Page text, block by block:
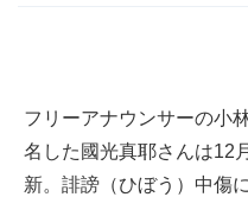
フリーアナウンサーの小
名した國光真耶さんは12
新。誹謗（ひぼう）中傷